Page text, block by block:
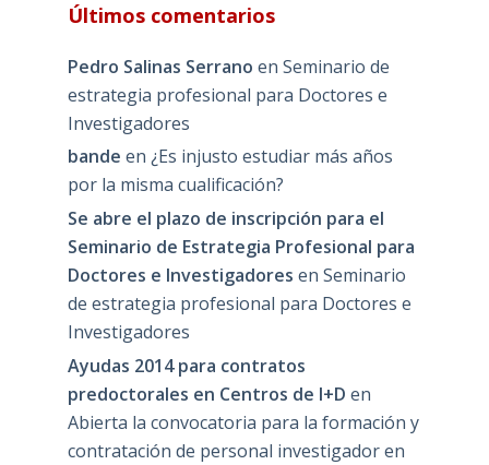
Últimos comentarios
Pedro Salinas Serrano en Seminario de
estrategia profesional para Doctores e
Investigadores
bande en ¿Es injusto estudiar más años
por la misma cualificación?
Se abre el plazo de inscripción para el
Seminario de Estrategia Profesional para
Doctores e Investigadores en Seminario
de estrategia profesional para Doctores e
Investigadores
Ayudas 2014 para contratos
predoctorales en Centros de I+D en
Abierta la convocatoria para la formación y
contratación de personal investigador en